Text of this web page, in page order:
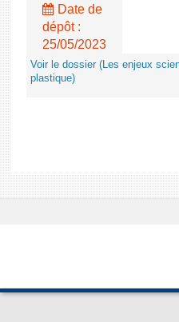
Date de
dépôt :
25/05/2023
Voir le dossier (Les enjeux
plastique)